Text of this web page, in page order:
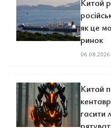
Китай
як це
ринок
06.08.2026
Китай
гасити